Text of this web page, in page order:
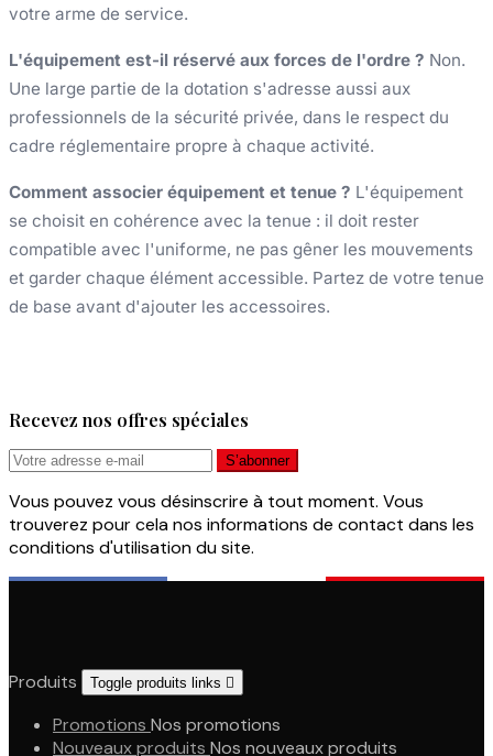
votre arme de service.
L'équipement est-il réservé aux forces de l'ordre ? Non.
Une large partie de la dotation s'adresse aussi aux
professionnels de la sécurité privée, dans le respect du
cadre réglementaire propre à chaque activité.
Comment associer équipement et tenue ? L'équipement
se choisit en cohérence avec la tenue : il doit rester
compatible avec l'uniforme, ne pas gêner les mouvements
et garder chaque élément accessible. Partez de votre tenue
de base avant d'ajouter les accessoires.
Recevez nos offres spéciales
Vous pouvez vous désinscrire à tout moment. Vous
trouverez pour cela nos informations de contact dans les
conditions d'utilisation du site.
Produits Toggle produits links 
Promotions Nos promotions
Nouveaux produits Nos nouveaux produits